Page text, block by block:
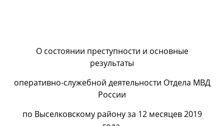
О состоянии преступности и основные
результаты
оперативно-служебной деятельности Отдела МВД
России
по Выселковскому району за 12 месяцев 2019